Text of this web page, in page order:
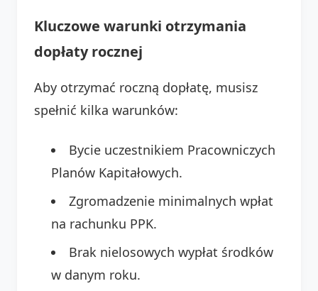
Kluczowe warunki otrzymania
dopłaty rocznej
Aby otrzymać roczną dopłatę, musisz
spełnić kilka warunków:
Bycie uczestnikiem Pracowniczych
Planów Kapitałowych.
Zgromadzenie minimalnych wpłat
na rachunku PPK.
Brak nielosowych wypłat środków
w danym roku.